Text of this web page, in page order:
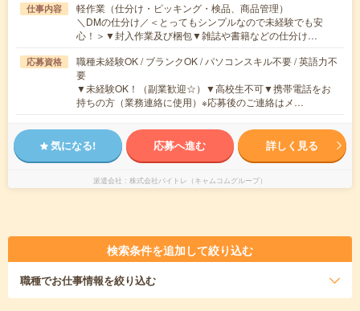
仕事内容
軽作業（仕分け・ピッキング・検品、商品管理）
＼DMの仕分け／＜とってもシンプルなので未経験でも安
心！＞▼封入作業及び梱包▼雑誌や書籍などの仕分け…
応募資格
職種未経験OK / ブランクOK / パソコンスキル不要 / 英語力不
要
▼未経験OK！（副業歓迎☆）▼高校生不可▼携帯電話をお
持ちの方（業務連絡に使用）※応募後のご連絡はメ…
気になる! 応募へ進む 詳しく見る
派遣会社 株式会社バイトレ（キャムコムグループ）
検索条件を追加して絞り込む
職種でお仕事情報を絞り込む